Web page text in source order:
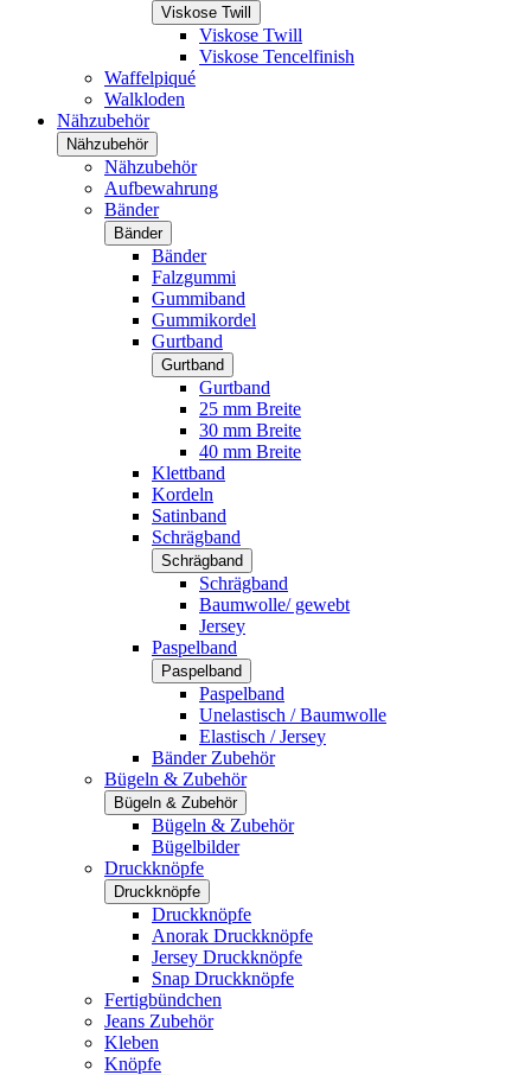
Viskose Twill
Viskose Twill
Viskose Tencelfinish
Waffelpiqué
Walkloden
Nähzubehör
Nähzubehör
Nähzubehör
Aufbewahrung
Bänder
Bänder
Bänder
Falzgummi
Gummiband
Gummikordel
Gurtband
Gurtband
Gurtband
25 mm Breite
30 mm Breite
40 mm Breite
Klettband
Kordeln
Satinband
Schrägband
Schrägband
Schrägband
Baumwolle/ gewebt
Jersey
Paspelband
Paspelband
Paspelband
Unelastisch / Baumwolle
Elastisch / Jersey
Bänder Zubehör
Bügeln & Zubehör
Bügeln & Zubehör
Bügeln & Zubehör
Bügelbilder
Druckknöpfe
Druckknöpfe
Druckknöpfe
Anorak Druckknöpfe
Jersey Druckknöpfe
Snap Druckknöpfe
Fertigbündchen
Jeans Zubehör
Kleben
Knöpfe